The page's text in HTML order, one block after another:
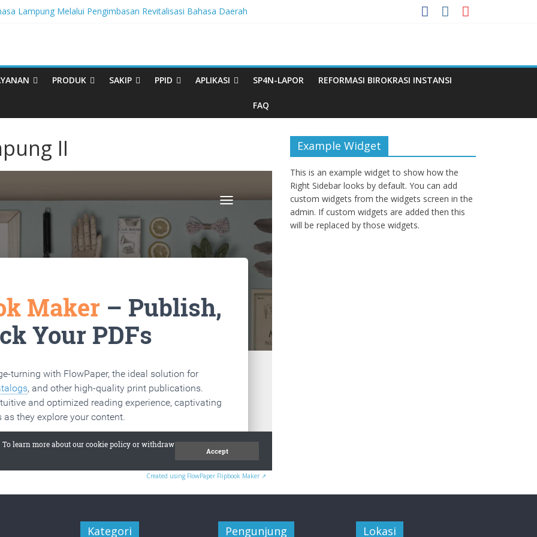
Lampung Melalui Pengimbasan Revitalisasi Bahasa Daerah
Musikalisasi Puisi Kembali Digelar
PRODUK SAKIP PPID APLIKASI SP4N-LAPOR REFORMASI BIROKRASI INSTANSI
FAQ
II
Created using FlowPaper Flipbook Maker ↗
Example Widget
This is an example widget to show how the
Right Sidebar looks by default. You can add
custom widgets from the widgets screen in the
admin. If custom widgets are added then this
will be replaced by those widgets.
Kategori Pengunjung Lokasi